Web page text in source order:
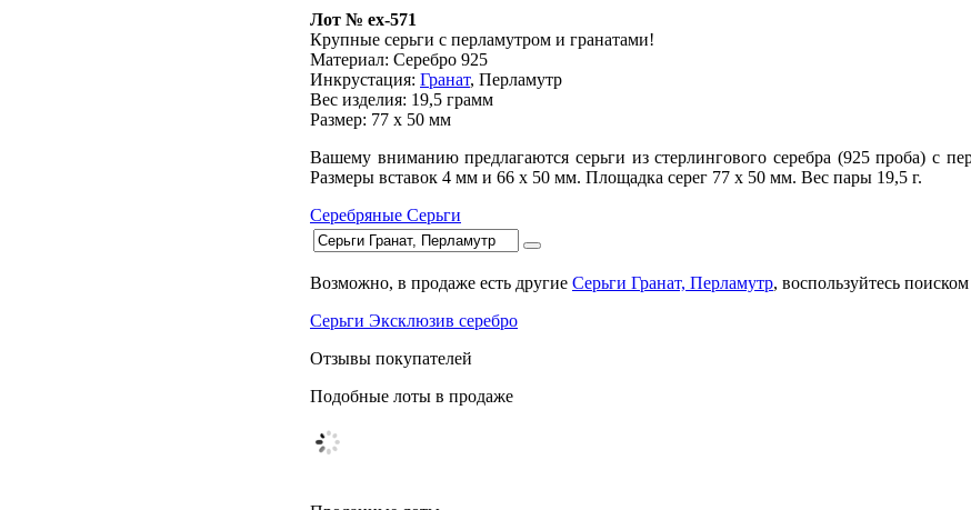
Лот № ex-571
Крупные серьги с перламутром и гранатами!
Материал: Серебро 925
Инкрустация: Гранат, Перламутр
Вес изделия: 19,5 грамм
Размер: 77 х 50 мм
Вашему вниманию предлагаются серьги из стерлингового серебра (925 проба) с
Размеры вставок 4 мм и 66 х 50 мм. Площадка серег 77 х 50 мм. Вес пары 19,5 г.
Серебряные Серьги
Возможно, в продаже есть другие Серьги Гранат, Перламутр, воспользуйтесь
Серьги Эксклюзив серебро
Отзывы покупателей
Подобные лоты в продаже